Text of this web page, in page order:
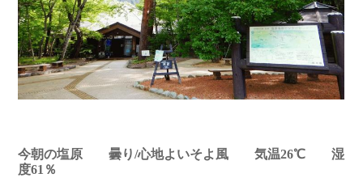
今朝の塩原 曇り/心地よいそよ風 気温26℃ 湿
度61％